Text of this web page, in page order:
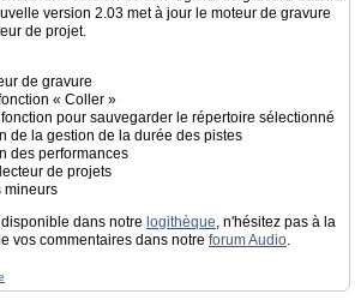
version 2.03 met à jour le moteur de gravure
de projet.
de gravure
« Coller »
pour sauvegarder le répertoire sélectionné
de la gestion de la durée des pistes
des performances
de projets
mineurs
dans notre logithèque, n'hésitez pas à la
vos commentaires dans notre forum Audio.